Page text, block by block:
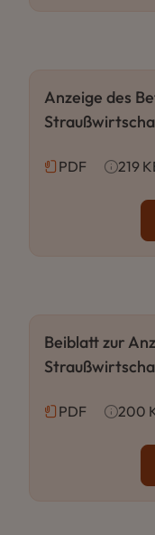
Anzeige des
PDF 219
Beiblatt zur
PDF 200